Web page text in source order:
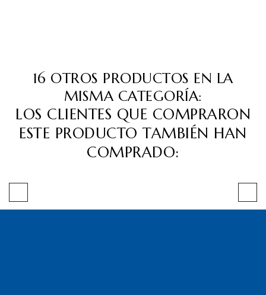
16 OTROS PRODUCTOS EN LA
MISMA CATEGORÍA:
LOS CLIENTES QUE COMPRARON
ESTE PRODUCTO TAMBIÉN HAN
COMPRADO: